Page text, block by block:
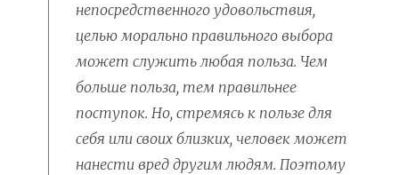
непосредственного удовольствия,
целью морально правильного выбора
может служить любая польза. Чем
больше польза, тем правильнее
поступок. Но, стремясь к пользе для
себя или своих близких, человек может
нанести вред другим людям. Поэтому